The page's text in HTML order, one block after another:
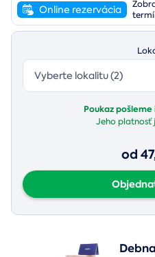
Online rezervácia
Vyberte lokalitu (2)
Poukaz
Jeho platnosť
od